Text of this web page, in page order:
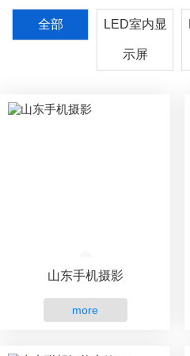
全部 LED室内显
示屏
山东手机摄影
more